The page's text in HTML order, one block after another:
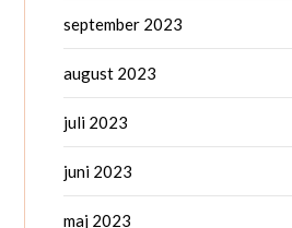
september 2023
august 2023
juli 2023
juni 2023
maj 2023